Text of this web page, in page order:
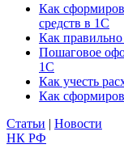
Как
средств в 1С
Как
Пошаговое
1С
Как учесть
Как
Статьи | Новости
НК РФ